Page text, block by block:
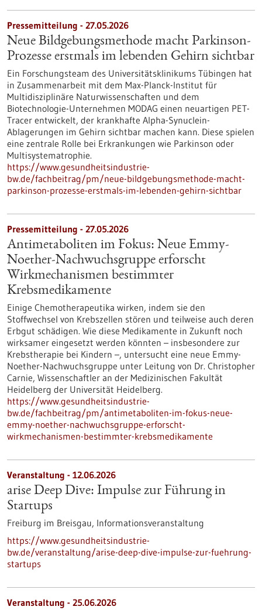
Pressemitteilung - 27.05.2026
Neue Bildgebungsmethode macht Parkinson-
Prozesse erstmals im lebenden Gehirn sichtbar
Ein Forschungsteam des Universitätsklinikums Tübingen hat
in Zusammenarbeit mit dem Max-Planck-Institut für
Multidisziplinäre Naturwissenschaften und dem
Biotechnologie-Unternehmen MODAG einen neuartigen PET-
Tracer entwickelt, der krankhafte Alpha-Synuclein-
Ablagerungen im Gehirn sichtbar machen kann. Diese spielen
eine zentrale Rolle bei Erkrankungen wie Parkinson oder
Multisystematrophie.
https://www.gesundheitsindustrie-
bw.de/fachbeitrag/pm/neue-bildgebungsmethode-macht-
parkinson-prozesse-erstmals-im-lebenden-gehirn-sichtbar
Pressemitteilung - 27.05.2026
Antimetaboliten im Fokus: Neue Emmy-
Noether-Nachwuchsgruppe erforscht
Wirkmechanismen bestimmter
Krebsmedikamente
Einige Chemotherapeutika wirken, indem sie den
Stoffwechsel von Krebszellen stören und teilweise auch deren
Erbgut schädigen. Wie diese Medikamente in Zukunft noch
wirksamer eingesetzt werden könnten – insbesondere zur
Krebstherapie bei Kindern –, untersucht eine neue Emmy-
Noether-Nachwuchsgruppe unter Leitung von Dr. Christopher
Carnie, Wissenschaftler an der Medizinischen Fakultät
Heidelberg der Universität Heidelberg.
https://www.gesundheitsindustrie-
bw.de/fachbeitrag/pm/antimetaboliten-im-fokus-neue-
emmy-noether-nachwuchsgruppe-erforscht-
wirkmechanismen-bestimmter-krebsmedikamente
Veranstaltung - 12.06.2026
arise Deep Dive: Impulse zur Führung in
Startups
Freiburg im Breisgau, Informationsveranstaltung
https://www.gesundheitsindustrie-
bw.de/veranstaltung/arise-deep-dive-impulse-zur-fuehrung-
startups
Veranstaltung - 25.06.2026